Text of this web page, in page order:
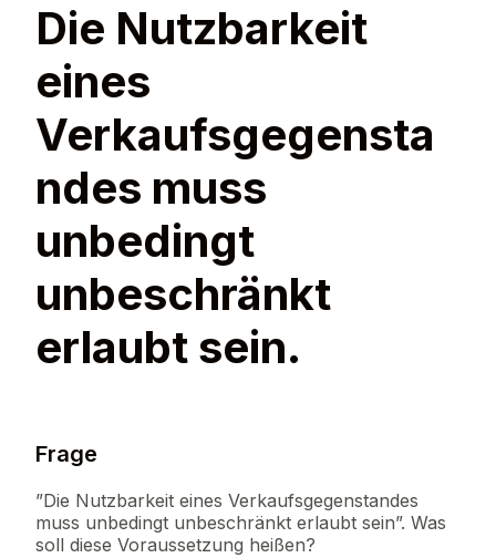
Die Nutzbarkeit
eines
Verkaufsgegensta
ndes muss
unbedingt
unbeschränkt
erlaubt sein.
Frage
”Die Nutzbarkeit eines Verkaufsgegenstandes
muss unbedingt unbeschränkt erlaubt sein”. Was
soll diese Voraussetzung heißen?